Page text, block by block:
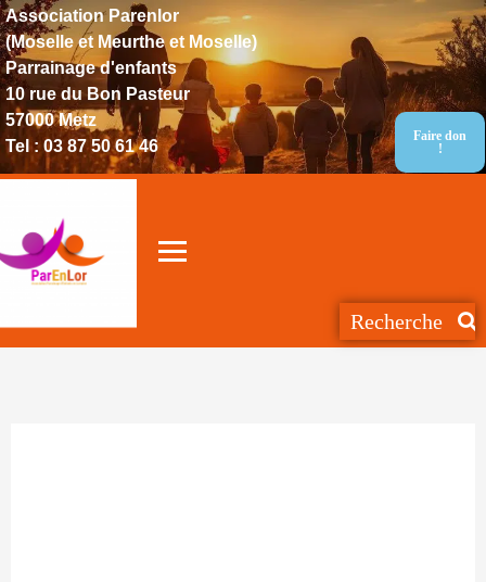
Association Parenlor
(Moselle et Meurthe et Moselle)
Parrainage d'enfants
10 rue du Bon Pasteur
57000 Metz
Tel : 03 87 50 61 46
Faire don
!